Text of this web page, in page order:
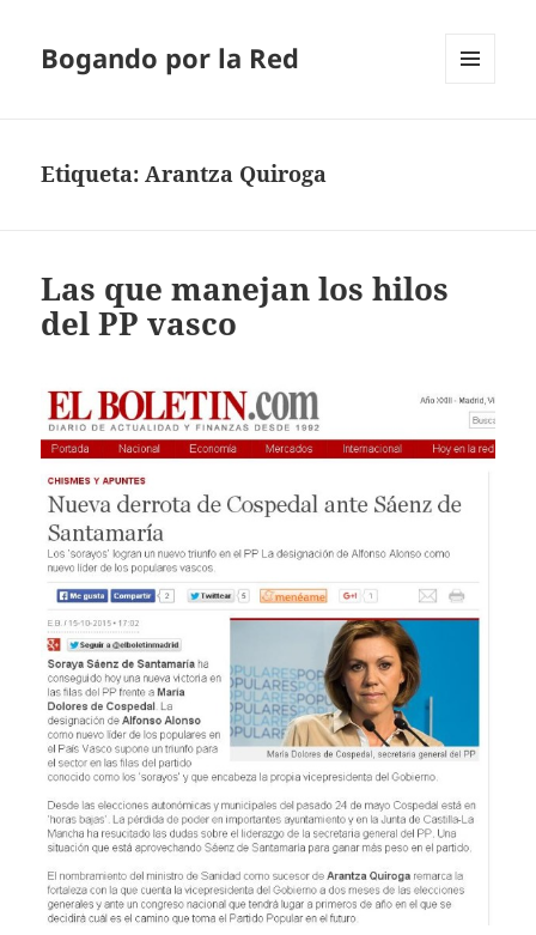
Bogando por la Red
Etiqueta:Arantza Quiroga
Las que manejan los hilos
del PP vasco